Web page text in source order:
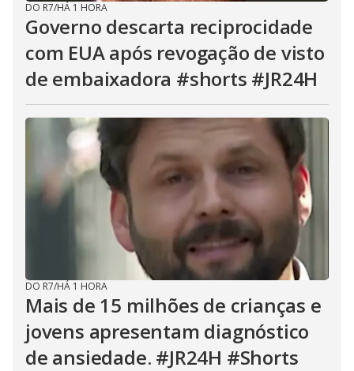
DO R7/HÁ 1 HORA
Governo descarta reciprocidade
com EUA após revogação de visto
de embaixadora #shorts #JR24H
DO R7/HÁ 1 HORA
Mais de 15 milhões de crianças e
jovens apresentam diagnóstico
de ansiedade. #JR24H #Shorts